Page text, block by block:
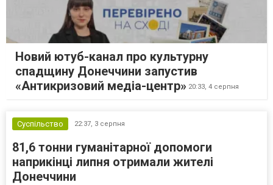
Новий ютуб-канал про культурну
спадщину Донеччини запустив
«Антикризовий медіа-центр» 20:33, 4 серпня
Суспільство 22:37, 3 серпня
81,6 тонни гуманітарної допомоги
наприкінці липня отримали жителі
Донеччини